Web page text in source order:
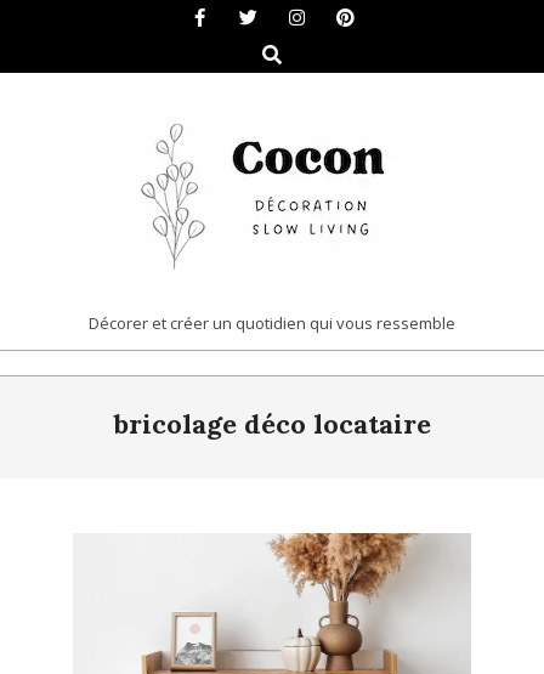
content
Search
COCON
|
DÉCORATION
Décorer et créer un quotidien qui vous ressemble
bricolage déco locataire